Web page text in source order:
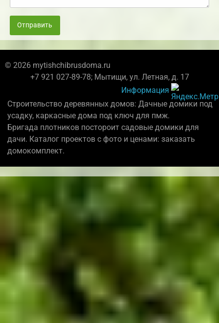
Отправить
© 2026 mytishchibrusdoma.ru
+7 921 027-89-78; Мытищи, ул. Летная, д. 17
Информация
Строительство деревянных домов: Дачные домики под
усадку, каркасные дома под ключ для пмж.
Бригада плотников постороит садовые домики для
дачи. Каталог проектов с фото и ценами: заказать
домокомплект.